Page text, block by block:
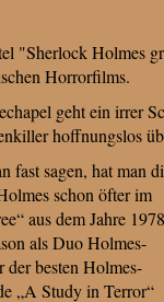
"Sherlock Holmes
Horrorfilms.
geht ein irrer
hoffnungslos
fast sagen, hat man
schon öfter im
aus dem Jahre 1978
als Duo Holmes-
der besten Holmes-
„A Study in Terror“